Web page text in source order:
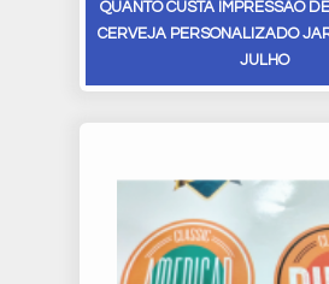
QUANTO CUSTA IMPRESSÃO
CERVEJA PERSONALIZADO
JULHO